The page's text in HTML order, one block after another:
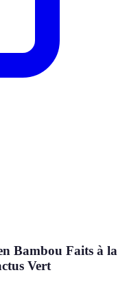
Bambou Faits à la
Vert